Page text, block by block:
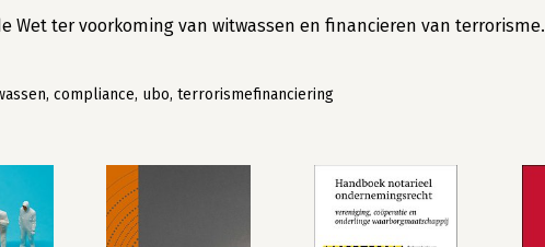
Wet ter voorkoming van witwassen en financieren van terrorisme.
compliance, ubo, terrorismefinanciering